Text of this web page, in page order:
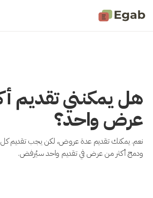
هل يمكنني تقديم
عرض واحد؟
نعم. يمكنك تقديم عدة عروض، لكن يجب تقديم
ودمج أكثر من عرض في تقديم واحد سيُرفض.